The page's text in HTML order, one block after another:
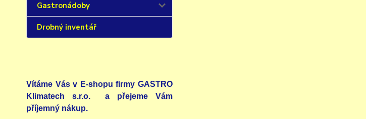
Gastronádoby
Drobný inventář
Vítáme Vás v E-shopu firmy GASTRO
Klimatech s.r.o. a přejeme Vám
příjemný nákup.